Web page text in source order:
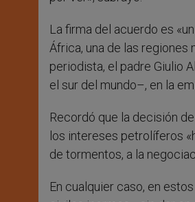
La firma del acuerdo es
África, una de las
periodista, el padre Giulio
el sur del mundo–, en la
Recordó que la decisión
los intereses petrolíferos
de tormentos, a la
En cualquier caso, en